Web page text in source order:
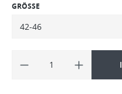
GRÖSSE